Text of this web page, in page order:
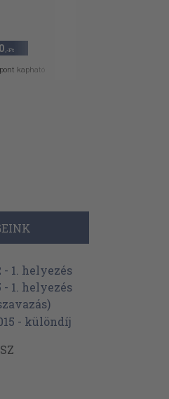
,-Ft
pont kapható